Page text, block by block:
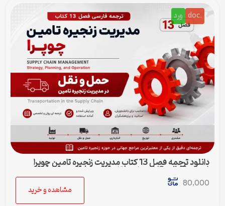
.doc ورد
دانلود ترجمه فصل 13 کتاب مدیریت زنجیره تامین چوپرا
(Sunil Chopra) | حمل و نقل در زنجیره تامین
80,000
مشاهده و خرید